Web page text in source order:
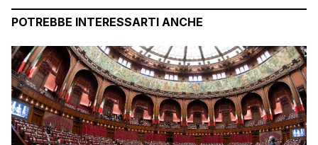
POTREBBE INTERESSARTI ANCHE